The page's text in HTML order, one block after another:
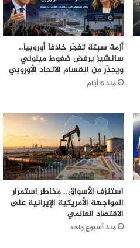
أزمة سبتة تفجّر خلافاً أوروبياً..
سانشيز يرفض ضغوط ميلوني
ويحذّر من انقسام الاتحاد الأوروبي
منذ 6 أيام
استنزف الأسواق.. مخاطر استمرار
المواجهة الأمريكية الإيرانية على
الاقتصاد العالمي
منذ أسبوع واحد